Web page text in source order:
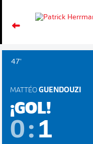
47'
MATTÉO GUENDOUZI
¡GOL!
0: 1